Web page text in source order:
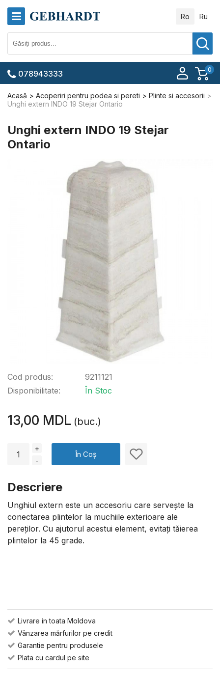
Ro Ru
0
078943333
Acasă Acoperiri pentru podea si pereti
Plinte si accesorii
Unghi extern INDO 19 Stejar Ontario
Unghi extern INDO 19 Stejar
Ontario
Cod produs:
Disponibilitate:
9211121
În Stoc
13,00 MDL (buc.)
+
-
În Coș
Descriere
Unghiul extern este un accesoriu care servește la
conectarea plintelor la muchiile exterioare ale
pereților. Cu ajutorul acestui element, evitați tăierea
plintelor la 45 grade.
Livrare in toata Moldova
Vânzarea mărfurilor pe credit
Garantie pentru produsele
Plata cu cardul pe site